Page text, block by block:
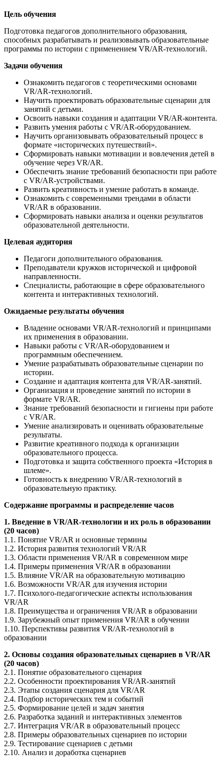
Цель обучения
Подготовка педагогов дополнительного образования,
способных разрабатывать и реализовывать образовательные
программы по истории с применением VR/AR-технологий.
Задачи обучения
Ознакомить педагогов с теоретическими основами
VR/AR-технологий.
Научить проектировать образовательные сценарии для
занятий с детьми.
Освоить навыки создания и адаптации VR/AR-контента.
Развить умения работы с VR/AR-оборудованием.
Научить организовывать образовательный процесс в
формате «исторических путешествий».
Сформировать навыки мотивации и вовлечения детей в
обучение через VR/AR.
Обеспечить знание требований безопасности при работе
с VR/AR-устройствами.
Развить креативность и умение работать в команде.
Ознакомить с современными трендами в области
VR/AR в образовании.
Сформировать навыки анализа и оценки результатов
образовательной деятельности.
Целевая аудитория
Педагоги дополнительного образования.
Преподаватели кружков исторической и цифровой
направленности.
Специалисты, работающие в сфере образовательного
контента и интерактивных технологий.
Ожидаемые результаты обучения
Владение основами VR/AR-технологий и принципами
их применения в образовании.
Навыки работы с VR/AR-оборудованием и
программным обеспечением.
Умение разрабатывать образовательные сценарии по
истории.
Создание и адаптация контента для VR/AR-занятий.
Организация и проведение занятий по истории в
формате VR/AR.
Знание требований безопасности и гигиены при работе
с VR/AR.
Умение анализировать и оценивать образовательные
результаты.
Развитие креативного подхода к организации
образовательного процесса.
Подготовка и защита собственного проекта «История в
шлеме».
Готовность к внедрению VR/AR-технологий в
образовательную практику.
Содержание программы и распределение часов
1. Введение в VR/AR-технологии и их роль в образовании
(20 часов)
1.1. Понятие VR/AR и основные термины
1.2. История развития технологий VR/AR
1.3. Области применения VR/AR в современном мире
1.4. Примеры применения VR/AR в образовании
1.5. Влияние VR/AR на образовательную мотивацию
1.6. Возможности VR/AR для изучения истории
1.7. Психолого-педагогические аспекты использования
VR/AR
1.8. Преимущества и ограничения VR/AR в образовании
1.9. Зарубежный опыт применения VR/AR в обучении
1.10. Перспективы развития VR/AR-технологий в
образовании
2. Основы создания образовательных сценариев в VR/AR
(20 часов)
2.1. Понятие образовательного сценария
2.2. Особенности проектирования VR/AR-занятий
2.3. Этапы создания сценария для VR/AR
2.4. Подбор исторических тем и событий
2.5. Формирование целей и задач занятия
2.6. Разработка заданий и интерактивных элементов
2.7. Интеграция VR/AR в образовательный процесс
2.8. Примеры образовательных сценариев по истории
2.9. Тестирование сценариев с детьми
2.10. Анализ и доработка сценариев